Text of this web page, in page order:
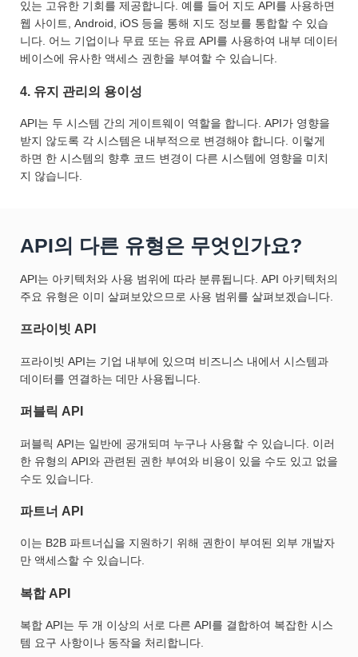
있는 고유한 기회를 제공합니다. 예를 들어 지도 API를 사용하면
웹 사이트, Android, iOS 등을 통해 지도 정보를 통합할 수 있습
니다. 어느 기업이나 무료 또는 유료 API를 사용하여 내부 데이터
베이스에 유사한 액세스 권한을 부여할 수 있습니다.
4. 유지 관리의 용이성
API는 두 시스템 간의 게이트웨이 역할을 합니다. API가 영향을
받지 않도록 각 시스템은 내부적으로 변경해야 합니다. 이렇게
하면 한 시스템의 향후 코드 변경이 다른 시스템에 영향을 미치
지 않습니다.
API의 다른 유형은 무엇인가요?
API는 아키텍처와 사용 범위에 따라 분류됩니다. API 아키텍처의
주요 유형은 이미 살펴보았으므로 사용 범위를 살펴보겠습니다.
프라이빗 API
프라이빗 API는 기업 내부에 있으며 비즈니스 내에서 시스템과
데이터를 연결하는 데만 사용됩니다.
퍼블릭 API
퍼블릭 API는 일반에 공개되며 누구나 사용할 수 있습니다. 이러
한 유형의 API와 관련된 권한 부여와 비용이 있을 수도 있고 없을
수도 있습니다.
파트너 API
이는 B2B 파트너십을 지원하기 위해 권한이 부여된 외부 개발자
만 액세스할 수 있습니다.
복합 API
복합 API는 두 개 이상의 서로 다른 API를 결합하여 복잡한 시스
템 요구 사항이나 동작을 처리합니다.